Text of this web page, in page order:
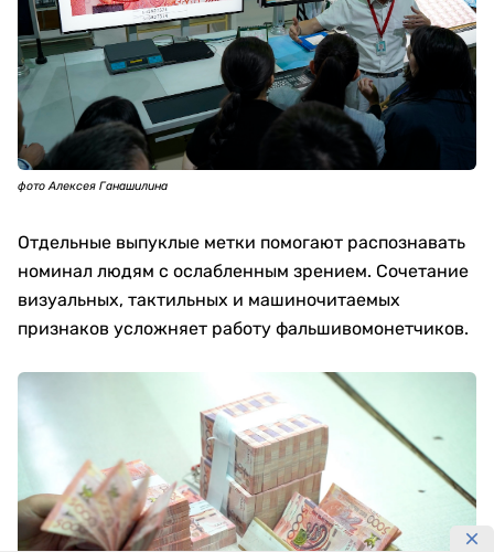
фото Алексея Ганашилина
Отдельные выпуклые метки помогают распознавать
номинал людям с ослабленным зрением. Сочетание
визуальных, тактильных и машиночитаемых
признаков усложняет работу фальшивомонетчиков.